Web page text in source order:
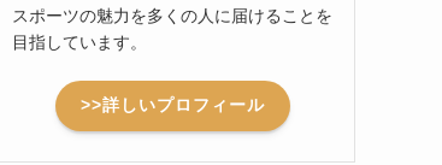
スポーツの魅力を多くの人に届けることを
目指しています。
>>詳しいプロフィール